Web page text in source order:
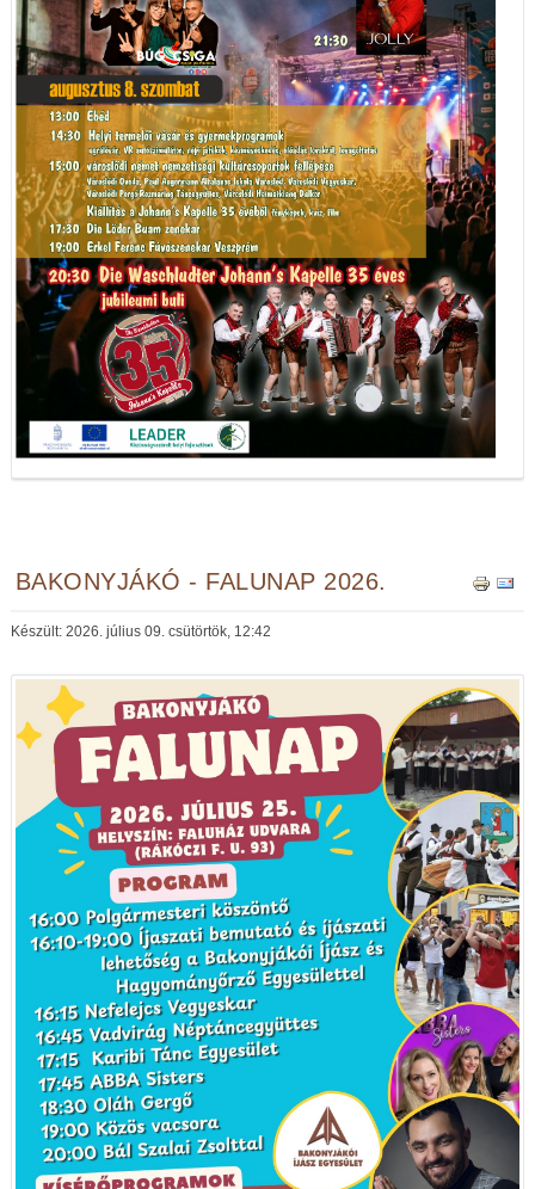
BAKONYJÁKÓ - FALUNAP 2026.
Készült: 2026. július 09. csütörtök, 12:42